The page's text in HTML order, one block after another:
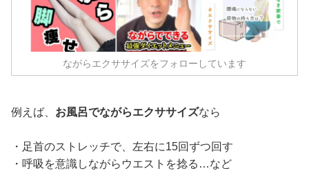
ながらエクササイズをフォローしています
例えば、 お風呂でながらエクササイズなら
・足首のストレッチで、左右に15回ずつ回す
・呼吸を意識しながらウエストを捻る…など